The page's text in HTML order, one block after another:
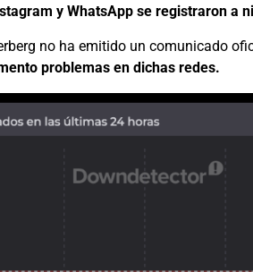
y WhatsApp se registraron a
no ha emitido un comunicado
problemas en dichas redes.